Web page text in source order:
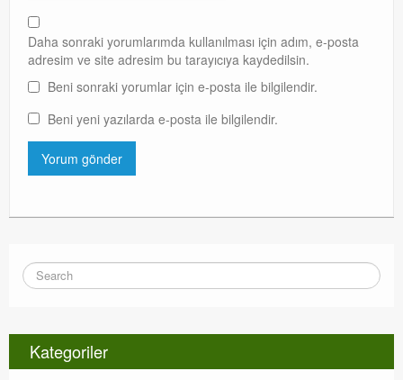
Daha sonraki yorumlarımda kullanılması için adım, e-posta
adresim ve site adresim bu tarayıcıya kaydedilsin.
Beni sonraki yorumlar için e-posta ile bilgilendir.
Beni yeni yazılarda e-posta ile bilgilendir.
Kategoriler